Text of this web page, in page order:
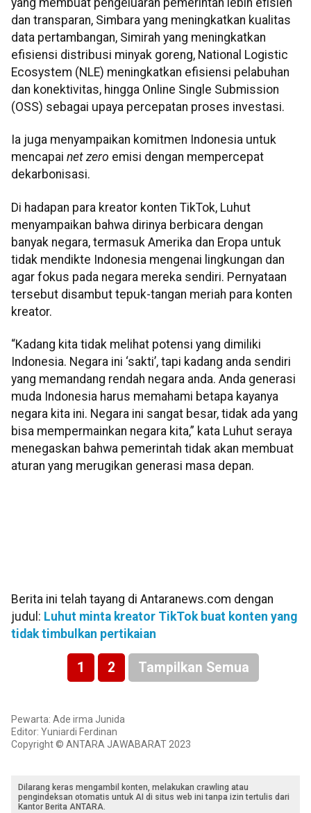
dan transparan, Simbara yang meningkatkan kualitas
data pertambangan, Simirah yang meningkatkan
efisiensi distribusi minyak goreng, National Logistic
Ecosystem (NLE) meningkatkan efisiensi pelabuhan
dan konektivitas, hingga Online Single Submission
(OSS) sebagai upaya percepatan proses investasi.
Ia juga menyampaikan komitmen Indonesia untuk
mencapai net zero emisi dengan mempercepat
dekarbonisasi.
Di hadapan para kreator konten TikTok, Luhut
menyampaikan bahwa dirinya berbicara dengan
banyak negara, termasuk Amerika dan Eropa untuk
tidak mendikte Indonesia mengenai lingkungan dan
agar fokus pada negara mereka sendiri. Pernyataan
tersebut disambut tepuk-tangan meriah para konten
kreator.
“Kadang kita tidak melihat potensi yang dimiliki
Indonesia. Negara ini ‘sakti’, tapi kadang anda sendiri
yang memandang rendah negara anda. Anda generasi
muda Indonesia harus memahami betapa kayanya
negara kita ini. Negara ini sangat besar, tidak ada yang
bisa mempermainkan negara kita,” kata Luhut seraya
menegaskan bahwa pemerintah tidak akan membuat
aturan yang merugikan generasi masa depan.
Berita ini telah tayang di Antaranews.com dengan
judul: Luhut minta kreator TikTok buat konten yang
tidak timbulkan pertikaian
1 2 Tampilkan Semua
Pewarta: Ade irma Junida
Editor: Yuniardi Ferdinan
Copyright © ANTARA JAWABARAT 2023
Dilarang keras mengambil konten, melakukan crawling atau
pengindeksan otomatis untuk AI di situs web ini tanpa izin tertulis dari
Kantor Berita ANTARA.